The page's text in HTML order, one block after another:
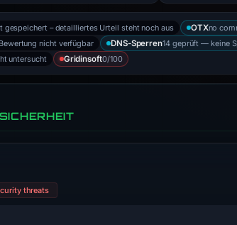
gespeichert – detailliertes Urteil steht noch aus OTXno
nicht verfügbar
DNS-Sperren14 geprüft — keine
untersucht
Gridinsoft0/100
threats